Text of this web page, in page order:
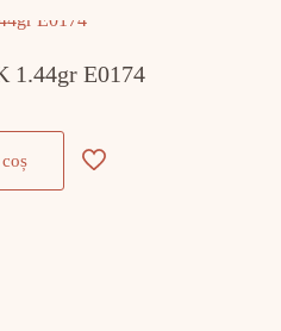
1.44gr E0174